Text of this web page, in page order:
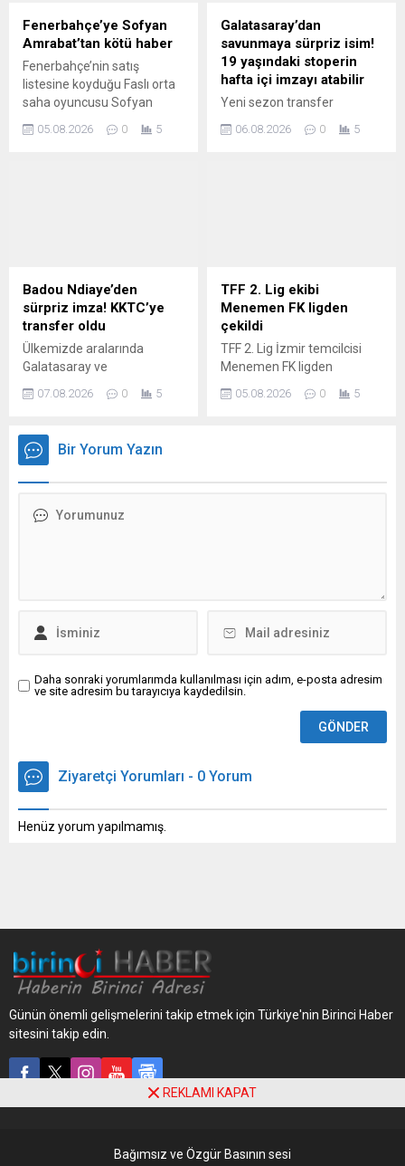
Fenerbahçe’ye Sofyan
Amrabat’tan kötü haber
Fenerbahçe’nin satış
listesine koyduğu Faslı orta
saha oyuncusu Sofyan
gelişme yaşandı.
05.08.2026 0 5
Galatasaray’dan
savunmaya sürpriz isim!
19 yaşındaki stoperin
hafta içi imzayı atabilir
Yeni sezon transfer
Galatasaray’ın Bundesliga
06.08.2026 0 5
Badou Ndiaye’den
sürpriz imza! KKTC’ye
transfer oldu
Ülkemizde aralarında
Galatasaray ve
7 takımda forma giyen 35
Badou Ndiaye, KKTC ekibi
Mağusa Türk Gücü’ne
07.08.2026 0 5
TFF 2. Lig ekibi
Menemen FK ligden
çekildi
TFF 2. Lig İzmir temcilcisi
Menemen FK ligden
05.08.2026 0 5
Bir Yorum Yazın
Daha sonraki yorumlarımda kullanılması için adım, e-posta adresim
ve site adresim bu tarayıcıya kaydedilsin.
Ziyaretçi Yorumları - 0 Yorum
Henüz yorum yapılmamış.
Günün önemli gelişmelerini takip etmek için Türkiye'nin Birinci Haber
sitesini takip edin.
Bağımsız ve Özgür Basının sesi
REKLAMI KAPAT